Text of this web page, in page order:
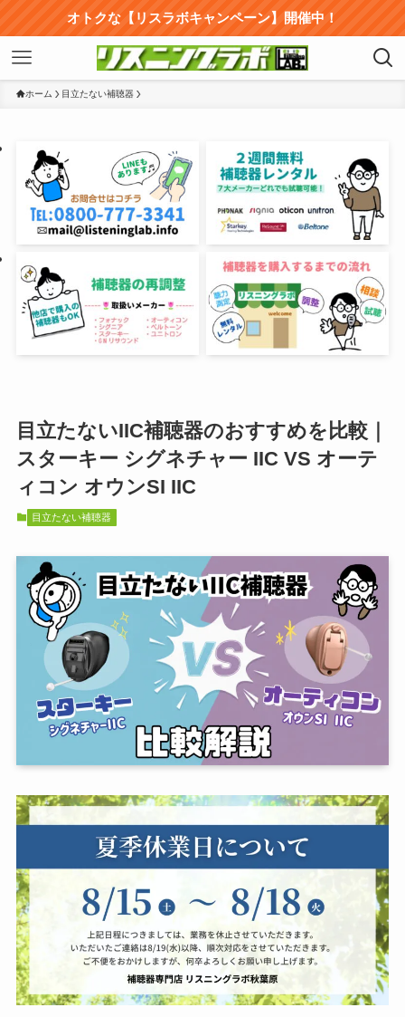
オトクな【リスラボキャンペーン】開催中！
ホーム 目立たない補聴器
目立たないIIC補聴器のおすすめを比較｜
スターキー シグネチャー IIC VS オーテ
ィコン オウンSI IIC
目立たない補聴器